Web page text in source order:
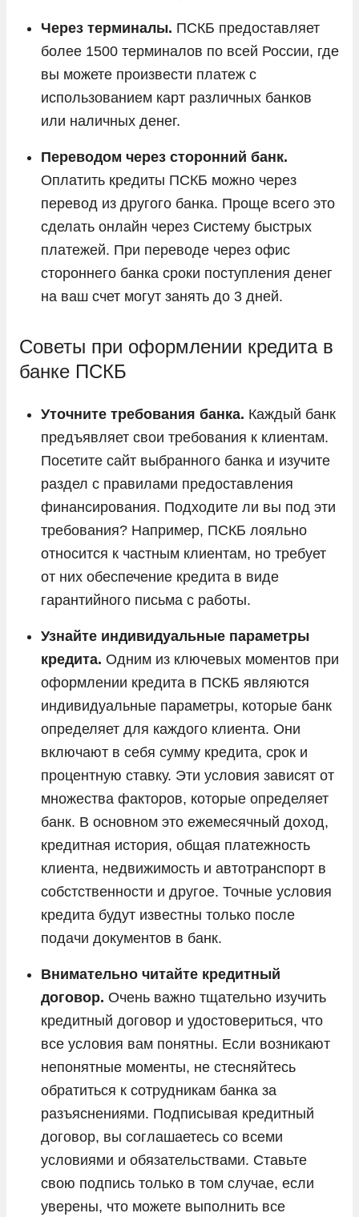
Через терминалы. ПСКБ предоставляет
более 1500 терминалов по всей России, где
вы можете произвести платеж с
использованием карт различных банков
или наличных денег.
Переводом через сторонний банк.
Оплатить кредиты ПСКБ можно через
перевод из другого банка. Проще всего это
сделать онлайн через Систему быстрых
платежей. При переводе через офис
стороннего банка сроки поступления денег
на ваш счет могут занять до 3 дней.
Советы при оформлении кредита в
банке ПСКБ
Уточните требования банка. Каждый банк
предъявляет свои требования к клиентам.
Посетите сайт выбранного банка и изучите
раздел с правилами предоставления
финансирования. Подходите ли вы под эти
требования? Например, ПСКБ лояльно
относится к частным клиентам, но требует
от них обеспечение кредита в виде
гарантийного письма с работы.
Узнайте индивидуальные параметры
кредита. Одним из ключевых моментов при
оформлении кредита в ПСКБ являются
индивидуальные параметры, которые банк
определяет для каждого клиента. Они
включают в себя сумму кредита, срок и
процентную ставку. Эти условия зависят от
множества факторов, которые определяет
банк. В основном это ежемесячный доход,
кредитная история, общая платежность
клиента, недвижимость и автотранспорт в
собстственности и другое. Точные условия
кредита будут известны только после
подачи документов в банк.
Внимательно читайте кредитный
договор. Очень важно тщательно изучить
кредитный договор и удостовериться, что
все условия вам понятны. Если возникают
непонятные моменты, не стесняйтесь
обратиться к сотрудникам банка за
разъяснениями. Подписывая кредитный
договор, вы соглашаетесь со всеми
условиями и обязательствами. Ставьте
свою подпись только в том случае, если
уверены, что можете выполнить все